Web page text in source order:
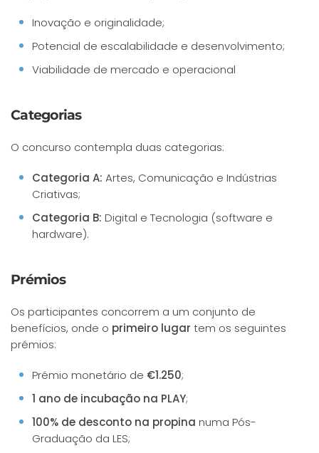
Inovação e originalidade;
Potencial de escalabilidade e desenvolvimento;
Viabilidade de mercado e operacional
Categorias
O concurso contempla duas categorias:
Categoria A: Artes, Comunicação e Indústrias
Criativas;
Categoria B: Digital e Tecnologia (software e
hardware).
Prémios
Os participantes concorrem a um conjunto de
benefícios, onde o primeiro lugar tem os seguintes
prémios:
Prémio monetário de €1.250;
1 ano de incubação na PLAY;
100% de desconto na propina numa Pós-
Graduação da LES;